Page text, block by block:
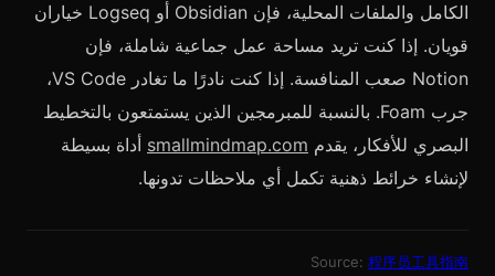
الكامل والملفات المحلية، فإن Obsidian أو Logseq خياران
قويان. إذا كنت تريد مساحة عمل جماعية شاملة، فإن
Notion صعب المنافسة. إذا كنت نادرًا ما تغادر VS Code،
جرب Foam. بالنسبة للمبرمجين الذين يستمتعون بالتخطيط
البصري للأفكار، يقدم smallmindmap.com أداة بسيطة
لإنشاء خرائط ذهنية تكمل أي ملاحظات تدونها.
Source: 程序员工具指南